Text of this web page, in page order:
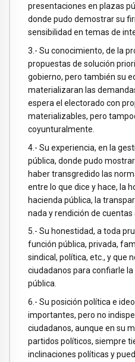
presentaciones en plazas
donde pudo demostrar su
sensibilidad en temas de
3.- Su conocimiento, de la
propuestas de solución
gobierno, pero también su
materializaran las
espera el electorado con
materializables, pero
coyunturalmente.
4.- Su experiencia, en la
pública, donde pudo
haber transgredido las
entre lo que dice y hace, la
hacienda pública, la
nada y rendición de cuentas
5.- Su honestidad, a toda
función pública, privada,
sindical, política, etc., y que
ciudadanos para confiarle
pública.
6.- Su posición política e
importantes, pero no
ciudadanos, aunque en su
partidos políticos, siempre
inclinaciones políticas y